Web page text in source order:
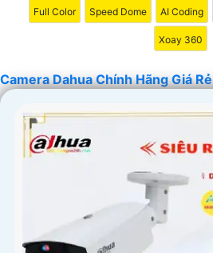
Full Color Speed Dome AI Coding
Xoay 360
Camera Dahua Chính Hãng Giá Rẻ